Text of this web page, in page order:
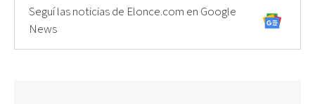
Seguí las noticias de Elonce.com en Google
News